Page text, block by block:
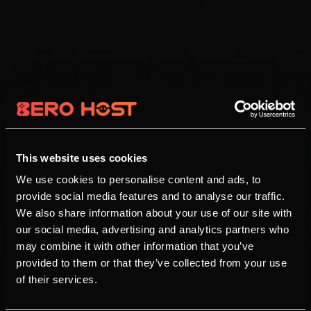
This website uses cookies
We use cookies to personalise content and ads, to
provide social media features and to analyse our traffic.
We also share information about your use of our site with
our social media, advertising and analytics partners who
may combine it with other information that you’ve
provided to them or that they’ve collected from your use
of their services.